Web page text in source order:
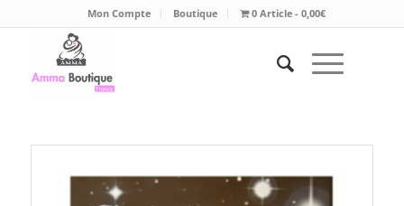
Mon Compte Boutique 0 Article 0,00€